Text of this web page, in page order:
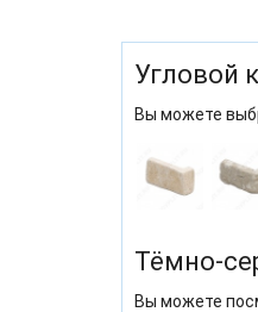
Угловой
Вы можете
Тёмно-
Вы можете